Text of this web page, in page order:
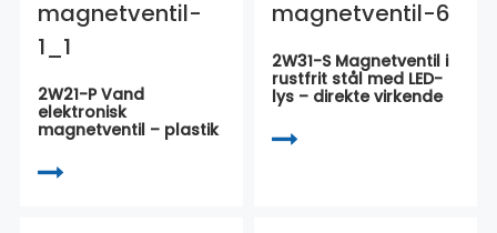
2W21-P Vand
elektronisk
magnetventil – plastik
2W31-S Magnetventil i
rustfrit stål med LED-
lys – direkte virkende